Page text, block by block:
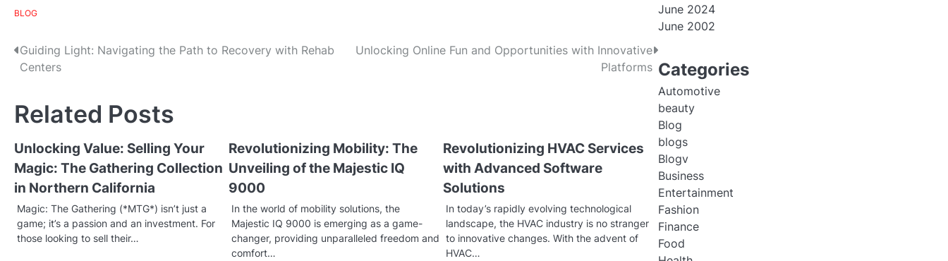
BLOG
P
s
t
n
a
v
i
Guiding Light: Navigating the Path to Recovery with Rehab
Centers
Unlocking Online Fun and Opportunities with Innovative
Platforms
Related Posts
Unlocking Value: Selling Your
Magic: The Gathering Collection
in Northern California
Magic: The Gathering (*MTG*) isn’t just a
game; it’s a passion and an investment. For
those looking to sell their…
Revolutionizing Mobility: The
Unveiling of the Majestic IQ
9000
In the world of mobility solutions, the
Majestic IQ 9000 is emerging as a game-
changer, providing unparalleled freedom and
comfort…
Revolutionizing HVAC Services
with Advanced Software
Solutions
In today’s rapidly evolving technological
landscape, the HVAC industry is no stranger
to innovative changes. With the advent of
HVAC…
June 2024
June 2002
Categories
Automotive
beauty
Blog
blogs
Blogv
Business
Entertainment
Fashion
Finance
Food